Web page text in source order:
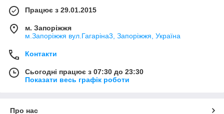
Працює з 29.01.2015
м. Запоріжжя
м.Запоріжжя вул.Гагаріна3, Запоріжжя, Україна
Контакти
Сьогодні працює з 07:30 до 23:30
Показати весь графік роботи
Про нас